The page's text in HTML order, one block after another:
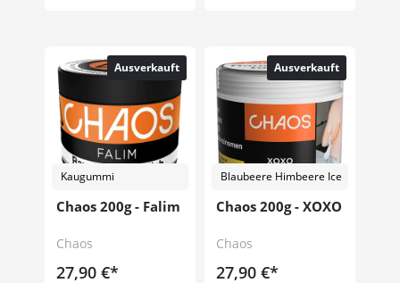
Ausverkauft
Kaugummi
Chaos 200g - Falim
Chaos
27,90 €*
Ausverkauft
Blaubeere Himbeere Ice
Chaos 200g - XOXO
Chaos
27,90 €*